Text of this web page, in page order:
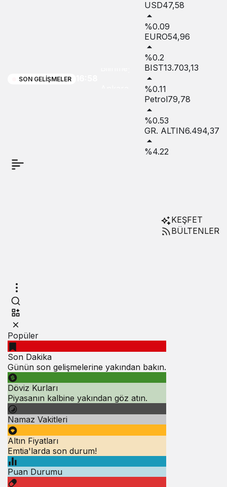
SON GELIŞMELER
Çin-Siyonizm
Bilinmeyenleri
USD47,58
%0.09
EURO54,96
%0.2
BIST13.703,13
%0.11
Petrol79,78
%0.53
GR. ALTIN6.494,37
%4.22
KEŞFET
BÜLTENLER
Popüler
Son Dakika
Günün son gelişmelerine yakından bakın.
Döviz Kurları
Piyasanın kalbine yakından göz atın.
Namaz Vakitleri
Altın Fiyatları
Emtia'larda son durum!
Puan Durumu